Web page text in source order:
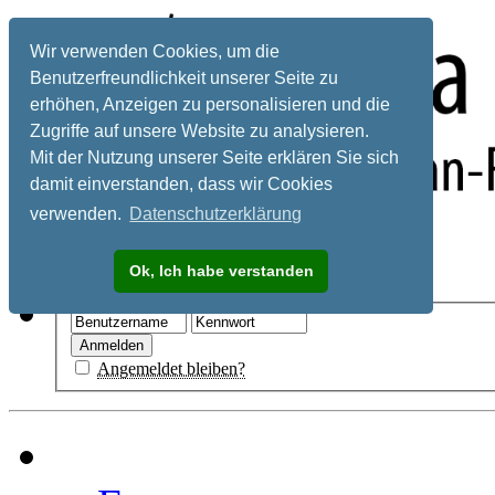
Wir verwenden Cookies, um die
Benutzerfreundlichkeit unserer Seite zu
erhöhen, Anzeigen zu personalisieren und die
Zugriffe auf unsere Website zu analysieren.
Mit der Nutzung unserer Seite erklären Sie sich
damit einverstanden, dass wir Cookies
verwenden. Datenschutzerklärung
Ok, Ich habe verstanden
Registrieren
Angemeldet bleiben?